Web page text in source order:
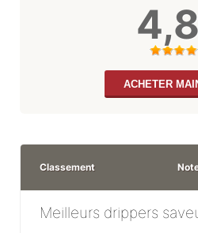
4,8
ACHETER
Classement
Meilleurs drippers